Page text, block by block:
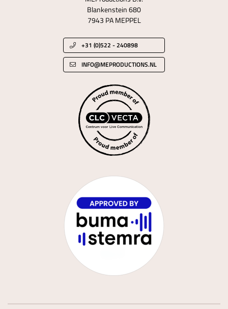
Blankenstein 680
7943 PA MEPPEL
+31 (0)522 - 240898
INFO@MEPRODUCTIONS.NL